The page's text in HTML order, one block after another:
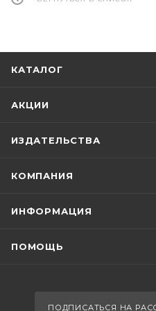
поменять свою жизнь.
Нельзя сказать о том,
выхода, однако после
Президента, она
Не меньшей
автор не только
КАТАЛОГ
АКЦИИ
ИЗДАТЕЛЬСТВА
КОМПАНИЯ
ИНФОРМАЦИЯ
ПОМОЩЬ
ПОДПИСАТЬСЯ НА